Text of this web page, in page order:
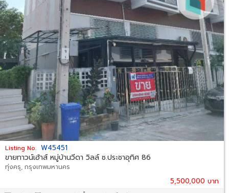
Listing No. W45451
ขายทาวน์เฮ้าส์ หมู่บ้านวีดา วิลล์ ซ.ประชาอุทิศ 86
ทุ่งครุ, กรุงเทพมหานคร
5,500,000 บาท